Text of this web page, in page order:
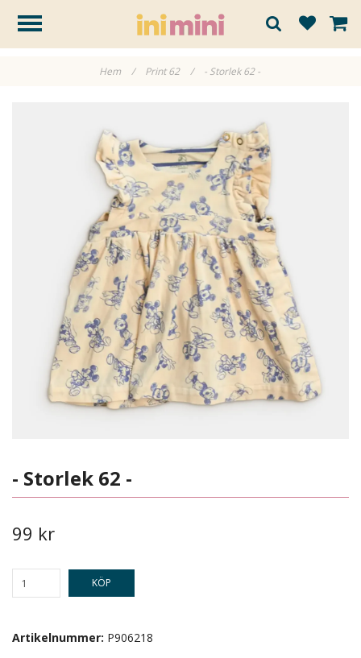
Hem / Print 62 / - Storlek 62 -
- Storlek 62 -
99 kr
KÖP
Artikelnummer: P906218